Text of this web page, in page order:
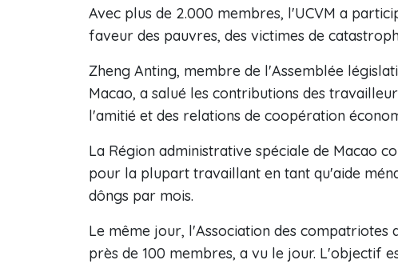
Avec plus de 2.000 membres, l'UCVM a
faveur des pauvres, des victimes de
Zheng Anting, membre de l'Assemblée
Macao, a salué les contributions des
l'amitié et des relations de coopération
La Région administrative spéciale de Macao
pour la plupart travaillant en tant qu'aide
dôngs par mois.
Le même jour, l'Association des
près de 100 membres, a vu le jour. L'objectif